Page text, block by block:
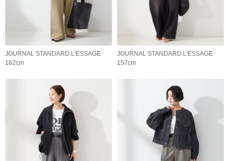
JOURNAL STANDARD L'ESSAGE
162cm
JOURNAL STANDARD L'ESSAGE
157cm